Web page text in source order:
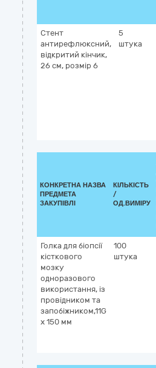
Стент
антирефлюксний,
відкритий кінчик,
26 см, розмір 6
5
штука
КОНКРЕТНА НАЗВА
ПРЕДМЕТА
ЗАКУПІВЛІ
КІЛЬКІСТЬ
/
ОД.ВИМІРУ
Голка для біопсії
кісткового
мозку
одноразового
використання, із
провідником та
запобіжником,11G
x 150 мм
100
штука